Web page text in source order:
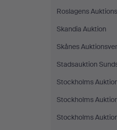
Roslagens
Skandia Auktion
Skånes
Stadsauktion
Stockholms
Stockholms
Stockholms